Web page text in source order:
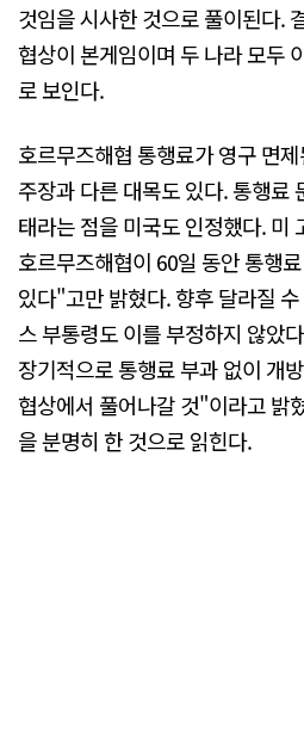
것임을 시사한 것으로 풀이된다.
협상이 본게임이며 두 나라 모두
로 보인다.
호르무즈해협 통행료가 영구 면
주장과 다른 대목도 있다. 통행료
태라는 점을 미국도 인정했다. 미
호르무즈해협이 60일 동안 통행
있다"고만 밝혔다. 향후 달라질
스 부통령도 이를 부정하지 않았
장기적으로 통행료 부과 없이 개
협상에서 풀어나갈 것"이라고 밝
을 분명히 한 것으로 읽힌다.